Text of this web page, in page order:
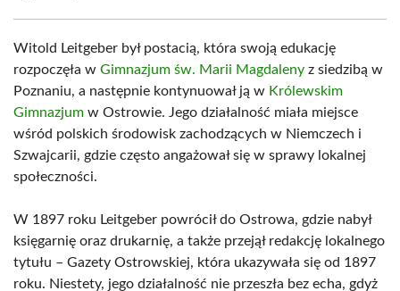
Witold Leitgeber był postacią, która swoją edukację
rozpoczęła w Gimnazjum św. Marii Magdaleny z siedzibą w
Poznaniu, a następnie kontynuował ją w Królewskim
Gimnazjum w Ostrowie. Jego działalność miała miejsce
wśród polskich środowisk zachodzących w Niemczech i
Szwajcarii, gdzie często angażował się w sprawy lokalnej
społeczności.
W 1897 roku Leitgeber powrócił do Ostrowa, gdzie nabył
księgarnię oraz drukarnię, a także przejął redakcję lokalnego
tytułu – Gazety Ostrowskiej, która ukazywała się od 1897
roku. Niestety, jego działalność nie przeszła bez echa, gdyż